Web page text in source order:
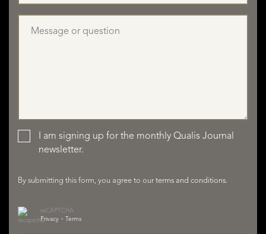
I am signing up for the monthly Qualis Journal
newsletter.
By submitting this form, you agree to our terms and conditions.
reCAPTCHA
Privacy • Terms
SERVICES